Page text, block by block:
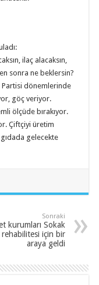
ilaç alacaksın,
sonra ne beklersin?
Partisi dönemlerinde
göç veriyor.
ölçüde bırakıyor.
Çiftçiyi üretim
gelecekte
Sonraki
kurumları Sokak
rehabilitesi için bir
araya geldi